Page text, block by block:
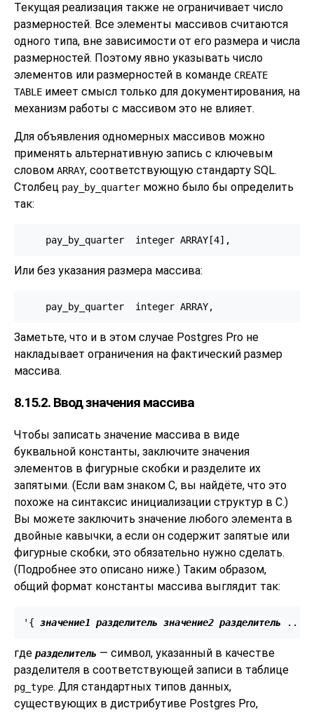
Текущая реализация также не ограничивает число
размерностей. Все элементы массивов считаются
одного типа, вне зависимости от его размера и числа
размерностей. Поэтому явно указывать число
элементов или размерностей в команде CREATE
TABLE имеет смысл только для документирования, на
механизм работы с массивом это не влияет.
Для объявления одномерных массивов можно
применять альтернативную запись с ключевым
словом ARRAY, соответствующую стандарту SQL.
Столбец pay_by_quarter можно было бы определить
так:
    pay_by_quarter  integer ARRAY[4],
Или без указания размера массива:
    pay_by_quarter  integer ARRAY,
Заметьте, что и в этом случае Postgres Pro не
накладывает ограничения на фактический размер
массива.
8.15.2. Ввод значения массива
Чтобы записать значение массива в виде
буквальной константы, заключите значения
элементов в фигурные скобки и разделите их
запятыми. (Если вам знаком C, вы найдёте, что это
похоже на синтаксис инициализации структур в C.)
Вы можете заключить значение любого элемента в
двойные кавычки, а если он содержит запятые или
фигурные скобки, это обязательно нужно сделать.
(Подробнее это описано ниже.) Таким образом,
общий формат константы массива выглядит так:
'{ значение1 разделитель значение2 разделитель
где разделитель — символ, указанный в качестве
разделителя в соответствующей записи в таблице
pg_type. Для стандартных типов данных,
существующих в дистрибутиве Postgres Pro,